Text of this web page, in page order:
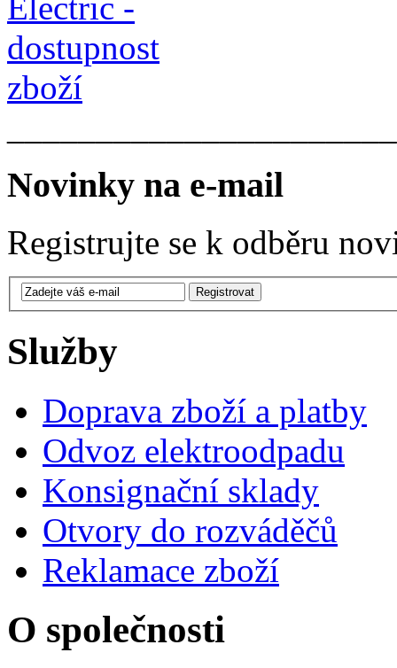
Novinky na e-mail
Registrujte se k odběru
Služby
Doprava zboží a platby
Odvoz elektroodpadu
Konsignační sklady
Otvory do rozváděčů
Reklamace zboží
O společnosti